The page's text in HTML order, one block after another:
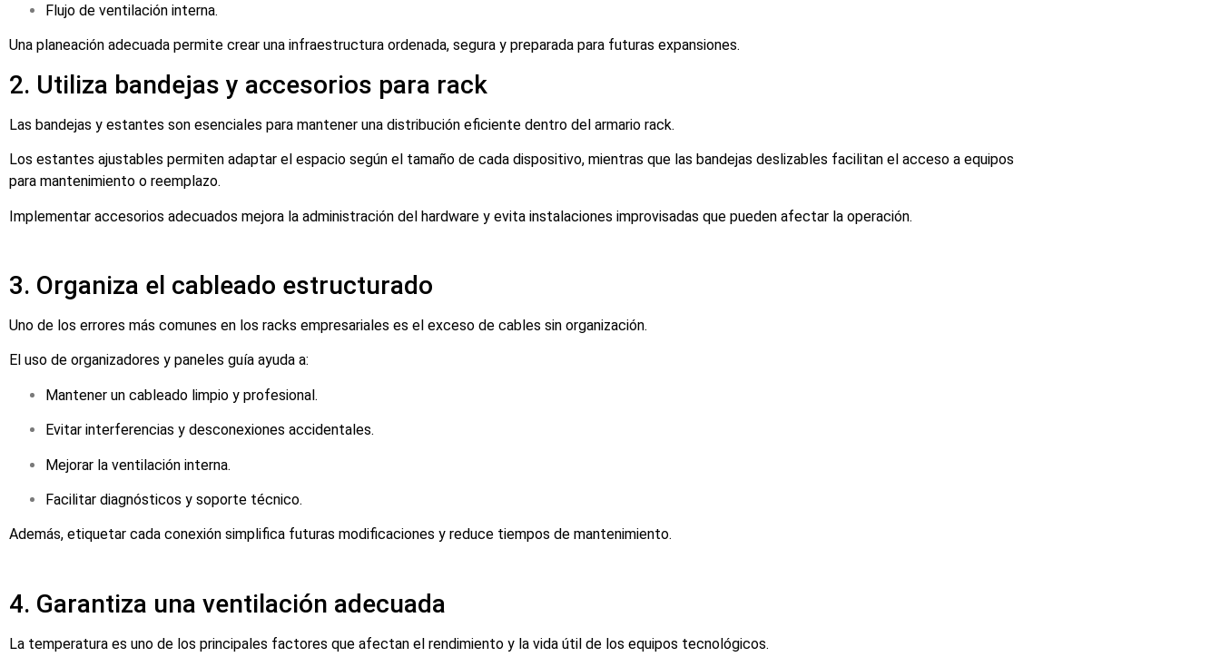
Flujo de ventilación interna.
Una planeación adecuada permite crear una infraestructura ordenada, segura y preparada para futuras expansiones.
2. Utiliza bandejas y accesorios para rack
Las bandejas y estantes son esenciales para mantener una distribución eficiente dentro del armario rack.
Los estantes ajustables permiten adaptar el espacio según el tamaño de cada dispositivo, mientras que las bandejas deslizables facilitan el acceso a equipos
para mantenimiento o reemplazo.
Implementar accesorios adecuados mejora la administración del hardware y evita instalaciones improvisadas que pueden afectar la operación.
3. Organiza el cableado estructurado
Uno de los errores más comunes en los racks empresariales es el exceso de cables sin organización.
El uso de organizadores y paneles guía ayuda a:
Mantener un cableado limpio y profesional.
Evitar interferencias y desconexiones accidentales.
Mejorar la ventilación interna.
Facilitar diagnósticos y soporte técnico.
Además, etiquetar cada conexión simplifica futuras modificaciones y reduce tiempos de mantenimiento.
4. Garantiza una ventilación adecuada
La temperatura es uno de los principales factores que afectan el rendimiento y la vida útil de los equipos tecnológicos.